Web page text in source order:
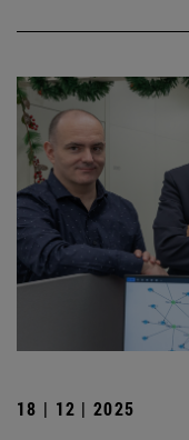
18 | 12 | 2025